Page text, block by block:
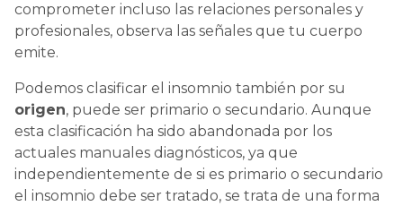
comprometer incluso las relaciones personales y
profesionales, observa las señales que tu cuerpo
emite.
Podemos clasificar el insomnio también por su
origen, puede ser primario o secundario. Aunque
esta clasificación ha sido abandonada por los
actuales manuales diagnósticos, ya que
independientemente de si es primario o secundario
el insomnio debe ser tratado, se trata de una forma